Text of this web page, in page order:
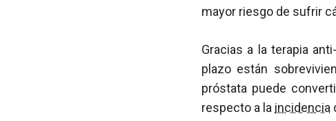
mayor riesgo de sufrir
Gracias a la terapia
plazo están
próstata puede
respecto a la incidencia